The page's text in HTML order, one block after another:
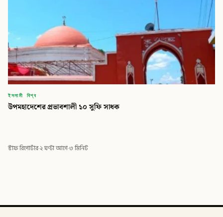
ইসলামী বিশ্ব
উপমহাদেশের প্রভাবশালী ১০ সুফি সাধক
স্টাফ রিপোর্টার·২ ঘণ্টা আগে·৩ মিনিট